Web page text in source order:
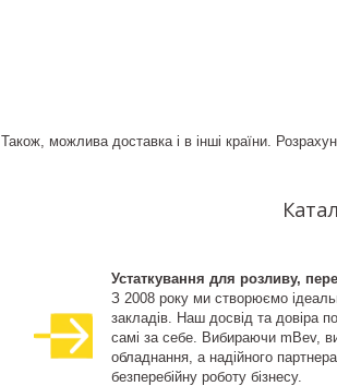
Також, можлива доставка і в інші країни.
Устаткування для розливу,
З 2008 року ми створюємо
закладів. Наш досвід та довіра
самі за себе. Вибираючи mBev,
обладнання, а надійного
безперебійну роботу бізнесу.